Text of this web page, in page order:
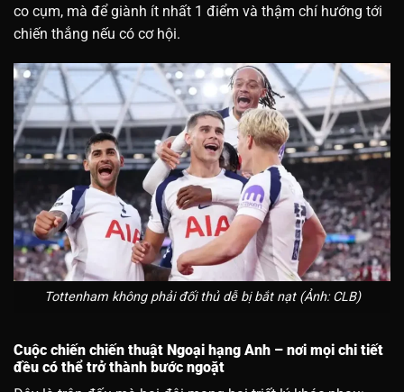
co cụm, mà để giành ít nhất 1 điểm và thậm chí hướng tới
chiến thắng nếu có cơ hội.
Tottenham không phải đối thủ dễ bị bắt nạt (Ảnh: CLB)
Cuộc chiến chiến thuật Ngoại hạng Anh – nơi mọi chi tiết
đều có thể trở thành bước ngoặt